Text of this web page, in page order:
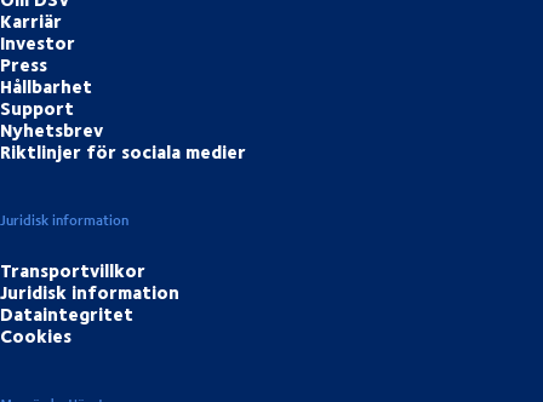
Karriär
Investor
Press
Hållbarhet
Support
Nyhetsbrev
Riktlinjer för sociala medier
Juridisk information
Transportvillkor
Juridisk information
Dataintegritet
Cookies